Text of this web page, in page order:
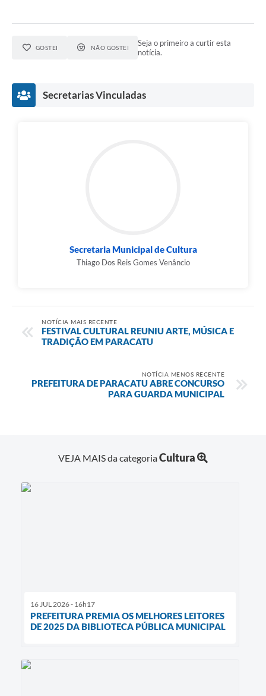
GOSTEI NÃO GOSTEI
Seja o primeiro a curtir esta
notícia.
Secretarias Vinculadas
Secretaria Municipal de Cultura
Thiago Dos Reis Gomes Venâncio
NOTÍCIA MAIS RECENTE
FESTIVAL CULTURAL REUNIU ARTE, MÚSICA E
TRADIÇÃO EM PARACATU
NOTÍCIA MENOS RECENTE
PREFEITURA DE PARACATU ABRE CONCURSO
PARA GUARDA MUNICIPAL
VEJA MAIS da categoriaCultura
16 JUL 2026 - 16h17
PREFEITURA PREMIA OS MELHORES LEITORES
DE 2025 DA BIBLIOTECA PÚBLICA MUNICIPAL